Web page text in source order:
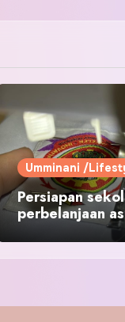
Umminani /
Persiapan
perbelanjaan